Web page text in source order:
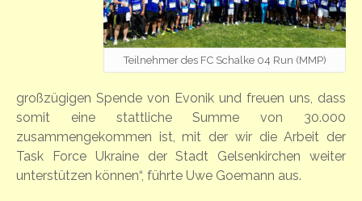
Teilnehmer des FC Schalke 04 Run (MMP)
großzügigen Spende von Evonik und freuen uns, dass
somit eine stattliche Summe von 30.000
zusammengekommen ist, mit der wir die Arbeit der
Task Force Ukraine der Stadt Gelsenkirchen weiter
unterstützen können“, führte Uwe Goemann aus.